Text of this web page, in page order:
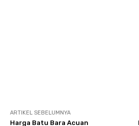
ARTIKEL SEBELUMNYA
Harga Batu Bara Acuan